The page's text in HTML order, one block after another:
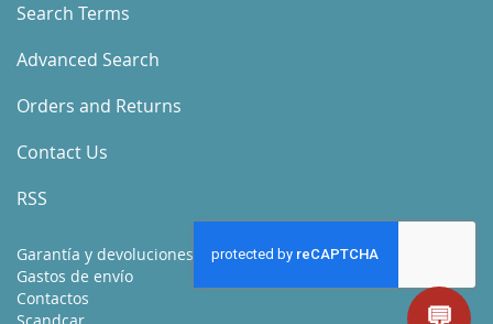
Search Terms
Advanced Search
Orders and Returns
Contact Us
RSS
Garantía y devoluciones
Gastos de envío
Contactos